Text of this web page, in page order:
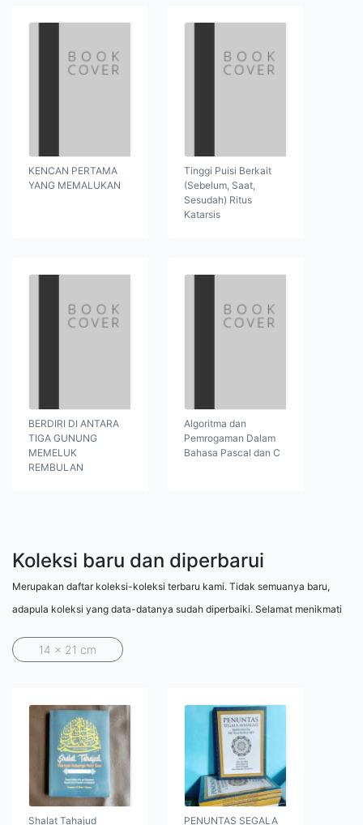
KENCAN PERTAMA
YANG MEMALUKAN
Tinggi Puisi Berkait
(Sebelum, Saat,
Sesudah) Ritus
Katarsis
BERDIRI DI ANTARA
TIGA GUNUNG
MEMELUK
REMBULAN
Algoritma dan
Pemrogaman Dalam
Bahasa Pascal dan C
Koleksi baru dan diperbarui
Merupakan daftar koleksi-koleksi terbaru kami. Tidak semuanya baru,
adapula koleksi yang data-datanya sudah diperbaiki. Selamat menikmati
14 x 21 cm
Shalat Tahajud PENUNTAS SEGALA